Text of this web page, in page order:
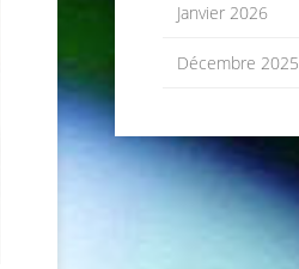
Janvier 2026
Décembre 2025